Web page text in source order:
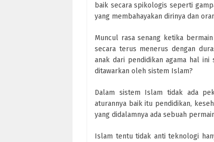
baik secara spikologis seperti
yang membahayakan dirinya dan
Muncul rasa senang ketika
secara terus menerus dengan
anak dari pendidikan agama hal ini
ditawarkan oleh sistem Islam?
Dalam sistem Islam tidak ada
aturannya baik itu pendidikan,
yang didalamnya ada sebuah
Islam tentu tidak anti teknologi